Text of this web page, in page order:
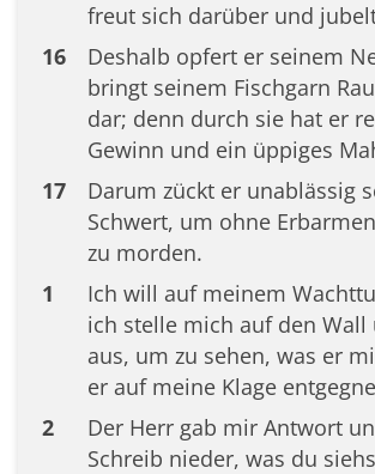
freut sich darüber und
16
Deshalb opfert er seinem
bringt seinem Fischgarn
dar; denn durch sie hat er
Gewinn und ein üppiges
17
Darum zückt er unablässig
Schwert, um ohne
zu morden.
1
Ich will auf meinem
ich stelle mich auf den Wall
aus, um zu sehen, was er
er auf meine Klage
2
Der Herr gab mir Antwort
Schreib nieder, was du